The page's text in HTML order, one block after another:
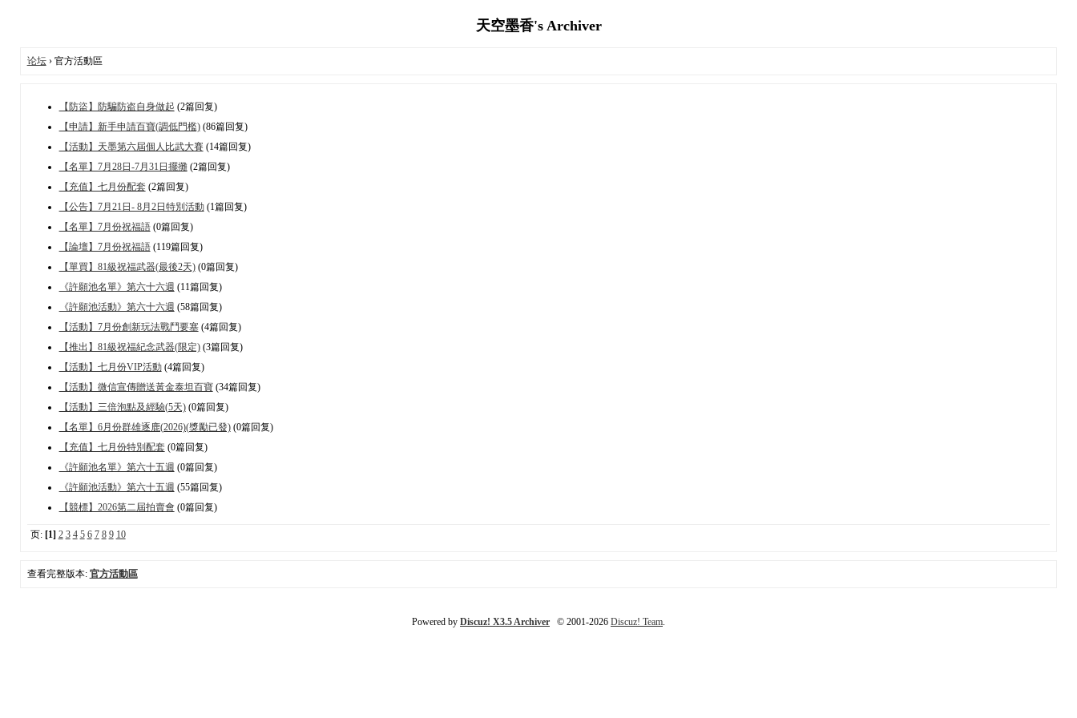
天空墨香's Archiver
论坛› 官方活動區
【防盜】防騙防盗自身做起 (2篇回复)
【申請】新手申請百寶(調低門檻)(86篇回复)
【活動】天墨第六屆個人比武大賽 (14篇回复)
【名單】7月28日-7月31日擺攤(2篇回复)
【充值】七月份配套 (2篇回复)
【公告】7月21日- 8月2日特別活動(1篇回复)
【名單】7月份祝福語(0篇回复)
【論壇】7月份祝福語(119篇回复)
【單買】81級祝福武器(最後2天)(0篇回复)
《許願池名單》第六十六週 (11篇回复)
《許願池活動》第六十六週 (58篇回复)
【活動】7月份創新玩法戰鬥要塞(4篇回复)
【推出】81級祝福紀念武器(限定)(3篇回复)
【活動】七月份VIP活動(4篇回复)
【活動】微信宣傳贈送黃金泰坦百寶(34篇回复)
【活動】三倍泡點及經驗(5天)(0篇回复)
【名單】6月份群雄逐鹿(2026)(獎勵已發)(0篇回复)
【充值】七月份特別配套 (0篇回复)
《許願池名單》第六十五週 (0篇回复)
《許願池活動》第六十五週 (55篇回复)
【競標】2026第二屆拍賣會 (0篇回复)
页: [1] 2 3 4 5 6 7 8 9 10
查看完整版本: 官方活動區
Powered by Discuz! X3.5 Archiver © 2001-2026 Discuz! Team.